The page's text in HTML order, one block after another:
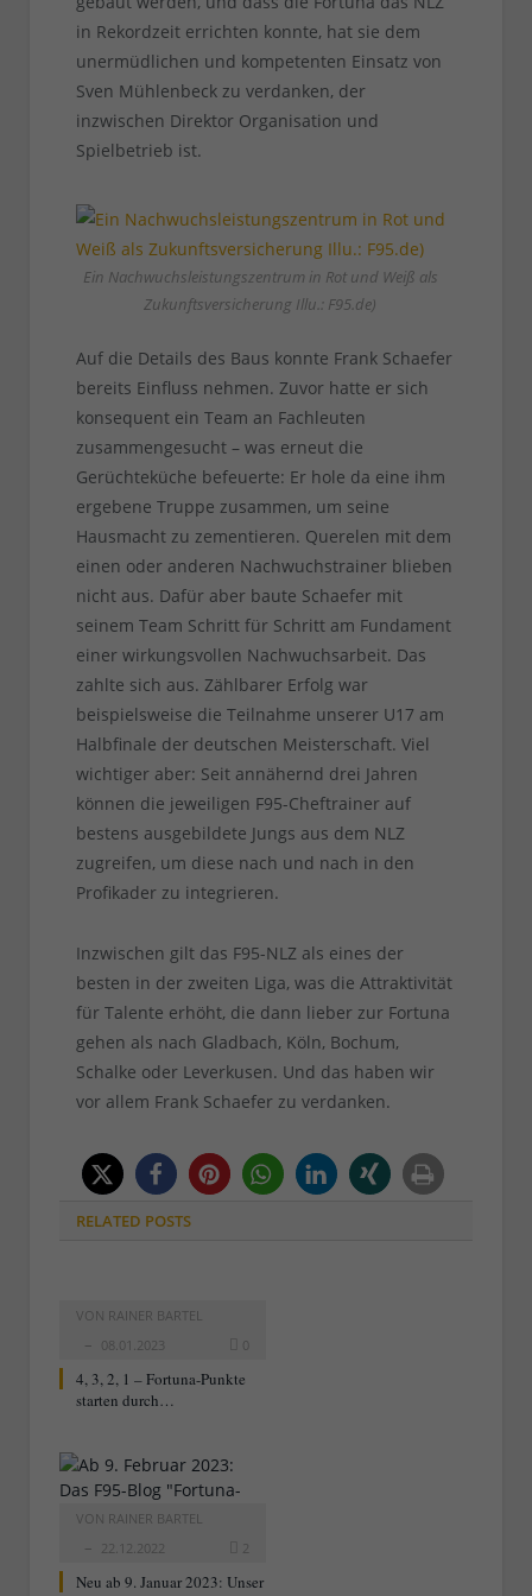
in Rekordzeit errichten konnte, hat sie dem
unermüdlichen und kompetenten Einsatz von
Sven Mühlenbeck zu verdanken, der
inzwischen Direktor Organisation und
Spielbetrieb ist.
Ein Nachwuchsleistungszentrum in Rot und Weiß als
Zukunftsversicherung Illu.: F95.de)
Auf die Details des Baus konnte Frank Schaefer
bereits Einfluss nehmen. Zuvor hatte er sich
konsequent ein Team an Fachleuten
zusammengesucht – was erneut die
Gerüchteküche befeuerte: Er hole da eine ihm
ergebene Truppe zusammen, um seine
Hausmacht zu zementieren. Querelen mit dem
einen oder anderen Nachwuchstrainer blieben
nicht aus. Dafür aber baute Schaefer mit
seinem Team Schritt für Schritt am Fundament
einer wirkungsvollen Nachwuchsarbeit. Das
zahlte sich aus. Zählbarer Erfolg war
beispielsweise die Teilnahme unserer U17 am
Halbfinale der deutschen Meisterschaft. Viel
wichtiger aber: Seit annähernd drei Jahren
können die jeweiligen F95-Cheftrainer auf
bestens ausgebildete Jungs aus dem NLZ
zugreifen, um diese nach und nach in den
Profikader zu integrieren.
Inzwischen gilt das F95-NLZ als eines der
besten in der zweiten Liga, was die Attraktivität
für Talente erhöht, die dann lieber zur Fortuna
gehen als nach Gladbach, Köln, Bochum,
Schalke oder Leverkusen. Und das haben wir
vor allem Frank Schaefer zu verdanken.
RELATED POSTS
VON RAINER BARTEL
08.01.2023
0
4, 3, 2, 1 – Fortuna-Punkte
starten durch…
VON RAINER BARTEL
22.12.2022
2
Neu ab 9. Januar 2023: Unser